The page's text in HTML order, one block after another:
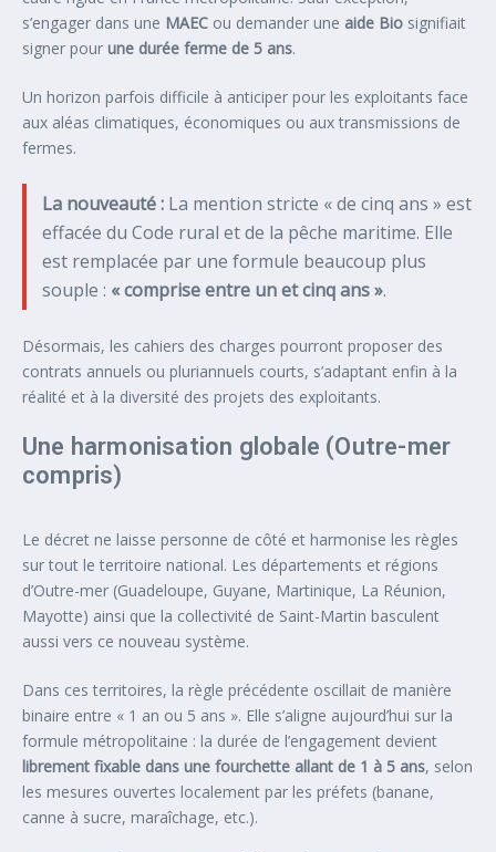
s’engager dans une MAEC ou demander une aide Bio signifiait
signer pour une durée ferme de 5 ans.
Un horizon parfois difficile à anticiper pour les exploitants face
aux aléas climatiques, économiques ou aux transmissions de
fermes.
La nouveauté :La mention stricte « de cinq ans » est
effacée du Code rural et de la pêche maritime. Elle
est remplacée par une formule beaucoup plus
souple : « comprise entre un et cinq ans ».
Désormais, les cahiers des charges pourront proposer des
contrats annuels ou pluriannuels courts, s’adaptant enfin à la
réalité et à la diversité des projets des exploitants.
Une harmonisation globale (Outre-mer
compris)
Le décret ne laisse personne de côté et harmonise les règles
sur tout le territoire national. Les départements et régions
d’Outre-mer (Guadeloupe, Guyane, Martinique, La Réunion,
Mayotte) ainsi que la collectivité de Saint-Martin basculent
aussi vers ce nouveau système.
Dans ces territoires, la règle précédente oscillait de manière
binaire entre « 1 an ou 5 ans ». Elle s’aligne aujourd’hui sur la
formule métropolitaine : la durée de l’engagement devient
librement fixable dans une fourchette allant de 1 à 5 ans, selon
les mesures ouvertes localement par les préfets (banane,
canne à sucre, maraîchage, etc.).